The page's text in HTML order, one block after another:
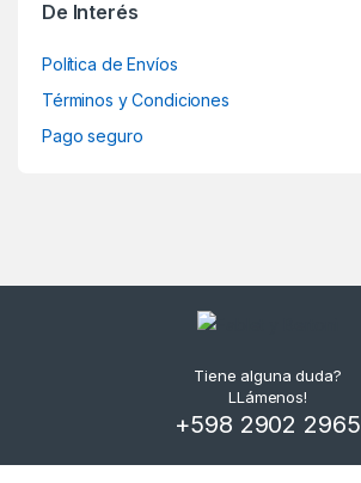
De Interés
Política de Envíos
Términos y Condiciones
Pago seguro
Tiene alguna duda?
LLámenos!
+598 2902 2965